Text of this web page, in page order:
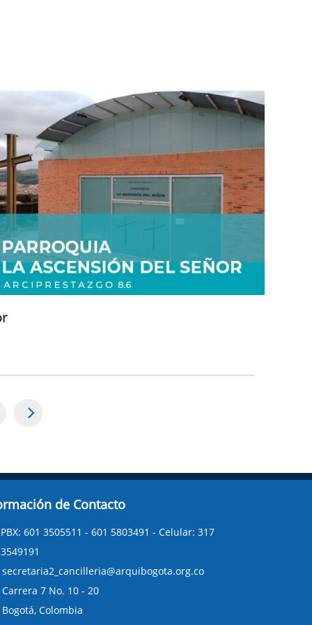
de Contacto
PBX: 601 3505511 - 601 5803491 - Celular: 317
3549191
secretaria2_cancilleria@arquibogota.org.co
Carrera 7 No. 10 - 20
Bogotá, Colombia